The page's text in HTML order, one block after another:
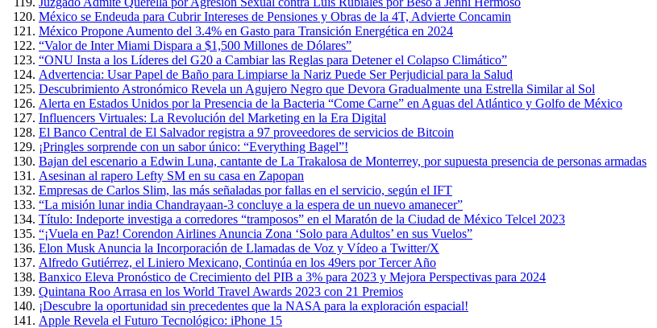
México se Endeuda para Cubrir Intereses de Pensiones y Obras de la 4T, Advierte Concamin
México Propone Aumento del 3.4% en Gasto para Transición Energética en 2024
“Valor de Inter Miami Dispara a $1,500 Millones de Dólares”
“ONU Insta a los Líderes del G20 a Cambiar las Reglas para Detener el Colapso Climático”
Advertencia: Usar Papel de Baño para Limpiarse la Nariz Puede Ser Perjudicial para la Salud
Descubrimiento Astronómico Revela un Agujero Negro que Devora Gradualmente una Estrella Similar al Sol
Alerta en Estados Unidos por la Presencia de la Bacteria “Come Carne” en Aguas del Atlántico y Golfo de México
Influencers Virtuales: La Revolución del Marketing en la Era Digital
El Banco Central de El Salvador registra a 97 proveedores de servicios de Bitcoin
¡Pringles sorprende con un sabor único: “Everything Bagel”!
Bajan del escenario a Edwin Luna, cantante de La Trakalosa de Monterrey, por supuesta presencia de personas armadas
Asesinan al rapero Lefty SM en su casa en Zapopan
Empresas de Carlos Slim, las más señaladas por fallas en el servicio, según el IFT
“La misión lunar india Chandrayaan-3 concluye a la espera de un nuevo amanecer”
Título: Indeporte investiga a corredores “tramposos” en el Maratón de la Ciudad de México Telcel 2023
“¡Vuela en Paz! Corendon Airlines Anuncia Zona ‘Solo para Adultos’ en sus Vuelos”
Elon Musk Anuncia la Incorporación de Llamadas de Voz y Vídeo a Twitter/X
Alfredo Gutiérrez, el Liniero Mexicano, Continúa en los 49ers por Tercer Año
Banxico Eleva Pronóstico de Crecimiento del PIB a 3% para 2023 y Mejora Perspectivas para 2024
Quintana Roo Arrasa en los World Travel Awards 2023 con 21 Premios
¡Descubre la oportunidad sin precedentes que la NASA para la exploración espacial!
Apple Revela el Futuro Tecnológico: iPhone 15